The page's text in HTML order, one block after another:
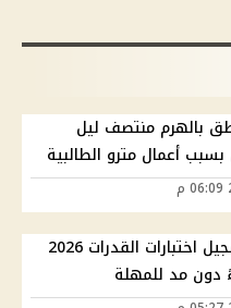
بالهرم منتصف ليل
التعليم العالي: تسجيل اختبارات القدرات 2026